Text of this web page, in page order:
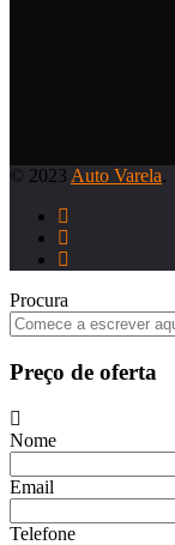
© 2023 Auto Varela.
Procura
Preço de oferta
Nome
Email
Telefone